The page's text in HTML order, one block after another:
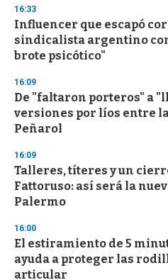
s
e
c
o
n
16:33
Influencer que escapó
sindicalista argentino
brote psicótico"
16:09
De "faltaron porteros" a
versiones por líos entre
Peñarol
16:09
Talleres, títeres y un
Fattoruso: así será la
Palermo
16:00
El estiramiento de 5
ayuda a proteger las
articular